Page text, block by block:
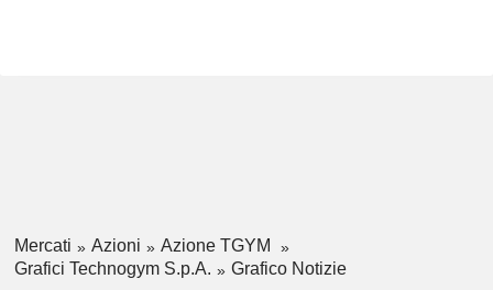
Mercati Azioni
Azione TGYM
Grafici Technogym S.p.A.
Grafico Notizie